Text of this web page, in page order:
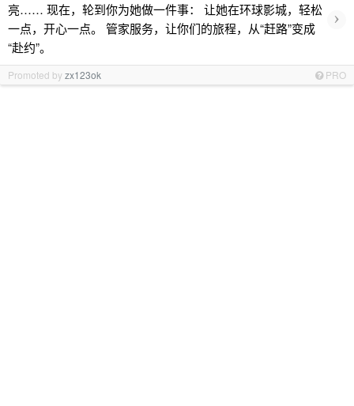
亮…… 现在，轮到你为她做一件事： 让她在环球影城，轻松
一点，开心一点。 管家服务，让你们的旅程，从“赶路”变成
“赴约”。
›
Promoted byzx123ok PRO